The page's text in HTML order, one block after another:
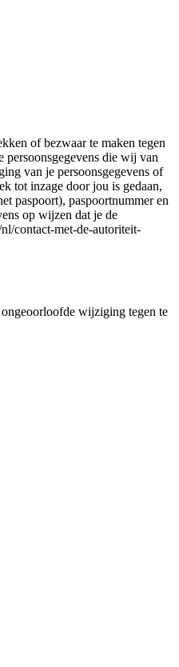
of bezwaar te maken tegen
persoonsgegevens die wij van
van je persoonsgegevens of
tot inzage door jou is gedaan,
paspoort), paspoortnummer en
op wijzen dat je de
contact-met-de-autoriteit-
ongeoorloofde wijziging tegen te